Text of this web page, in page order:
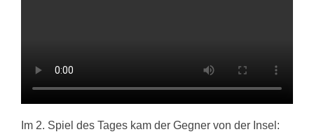
Im 2. Spiel des Tages kam der Gegner von der Insel: